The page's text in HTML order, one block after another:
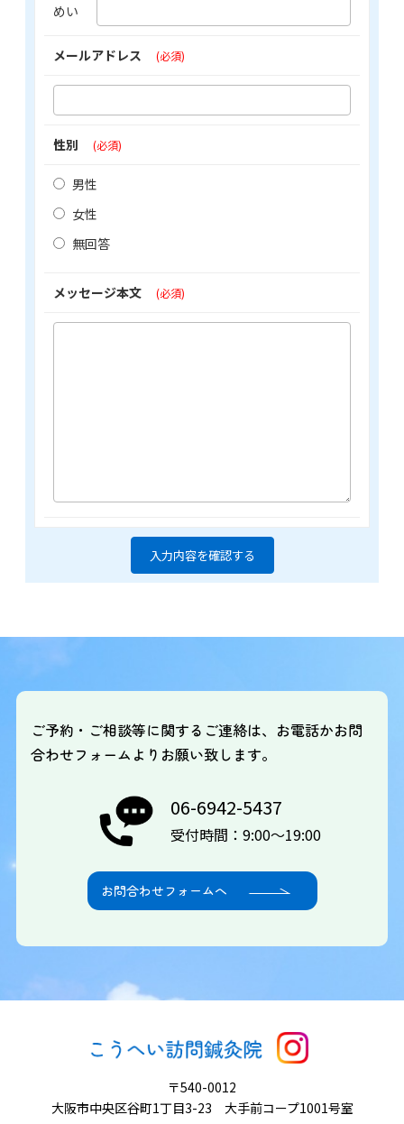
めい
メールアドレス (必須)
性別 (必須)
男性
女性
無回答
メッセージ本文 (必須)
ご予約・ご相談等に関するご連絡は、お電話かお問
合わせフォームよりお願い致します。
06-6942-5437
受付時間：9:00～19:00
お問合わせフォームへ
〒540-0012
大阪市中央区谷町1丁目3-23 大手前コープ1001号室